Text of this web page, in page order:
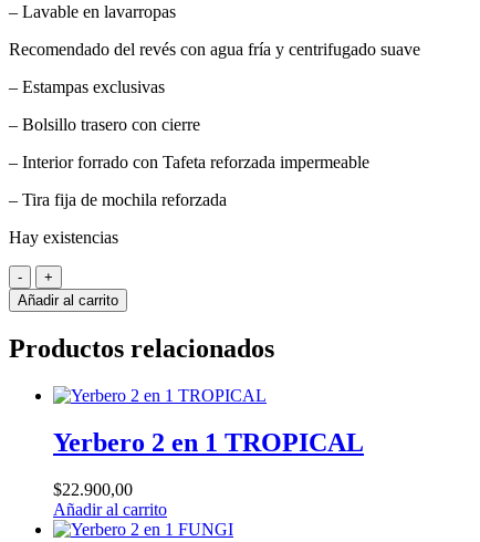
– Lavable en lavarropas
Recomendado del revés con agua fría y centrifugado suave
– Estampas exclusivas
– Bolsillo trasero con cierre
– Interior forrado con Tafeta reforzada impermeable
– Tira fija de mochila reforzada
Hay existencias
Matero
Iguazú
CAYENA
Añadir al carrito
Productos relacionados
Yerbero 2 en 1 TROPICAL
$22.900,00
Añadir al carrito